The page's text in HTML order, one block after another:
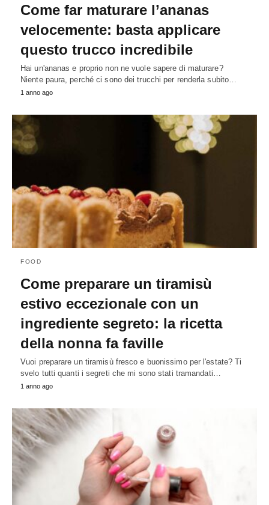
Come far maturare l’ananas
velocemente: basta applicare
questo trucco incredibile
Hai un'ananas e proprio non ne vuole sapere di maturare?
Niente paura, perché ci sono dei trucchi per renderla subito…
1 anno ago
FOOD
Come preparare un tiramisù
estivo eccezionale con un
ingrediente segreto: la ricetta
della nonna fa faville
Vuoi preparare un tiramisù fresco e buonissimo per l'estate? Ti
svelo tutti quanti i segreti che mi sono stati tramandati…
1 anno ago